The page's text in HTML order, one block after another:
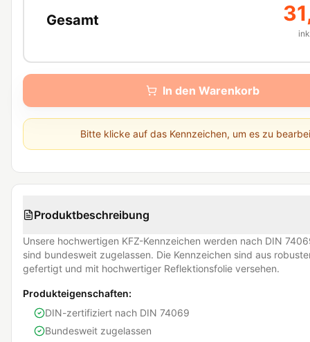
Gesamt
In den Warenkorb
Bitte klicke auf das Kennzeichen, um es zu
Produktbeschreibung
Unsere hochwertigen KFZ-Kennzeichen werden nach DIN
sind bundesweit zugelassen. Die Kennzeichen sind aus
gefertigt und mit hochwertiger Reflektionsfolie versehen.
Produkteigenschaften:
DIN-zertifiziert nach DIN 74069
Bundesweit zugelassen